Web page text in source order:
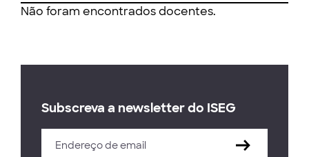
Não foram encontrados docentes.
Subscreva a newsletter do ISEG